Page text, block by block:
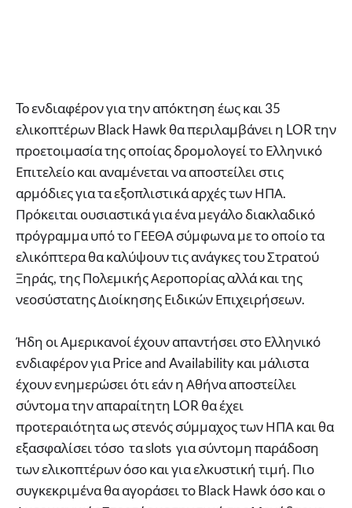
To ενδιαφέρον για την απόκτηση έως και 35
ελικοπτέρων Black Hawk θα περιλαμβάνει η LOR την
προετοιμασία της οποίας δρομολογεί το Ελληνικό
Επιτελείο και αναμένεται να αποστείλει στις
αρμόδιες για τα εξοπλιστικά αρχές των ΗΠΑ.
Πρόκειται ουσιαστικά για ένα μεγάλο διακλαδικό
πρόγραμμα υπό το ΓΕΕΘΑ σύμφωνα με το οποίο τα
ελικόπτερα θα καλύψουν τις ανάγκες του Στρατού
Ξηράς, της Πολεμικής Αεροπορίας αλλά και της
νεοσύστατης Διοίκησης Ειδικών Επιχειρήσεων.
Ήδη οι Αμερικανοί έχουν απαντήσει στο Ελληνικό
ενδιαφέρον για Price and Availability και μάλιστα
έχουν ενημερώσει ότι εάν η Αθήνα αποστείλει
σύντομα την απαραίτητη LOR θα έχει
προτεραιότητα ως στενός σύμμαχος των ΗΠΑ και θα
εξασφαλίσει τόσο τα slots για σύντομη παράδοση
των ελικοπτέρων όσο και για ελκυστική τιμή. Πιο
συγκεκριμένα θα αγοράσει το Black Hawk όσο και ο